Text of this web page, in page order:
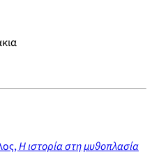
Η ιστορία στη μυθοπλασία